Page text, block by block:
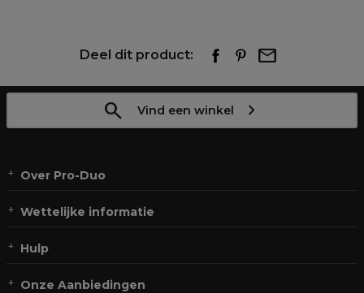
Deel dit product:
Vind een winkel
Over Pro-Duo
Wettelijke informatie
Hulp
Onze Aanbiedingen